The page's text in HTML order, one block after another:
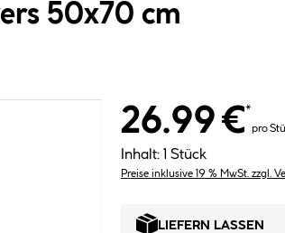
50x70 cm
26.99 €*
pro
Inhalt: 1 Stück
Preise inklusive 19 % MwSt. zzgl.
LIEFERN LASSEN